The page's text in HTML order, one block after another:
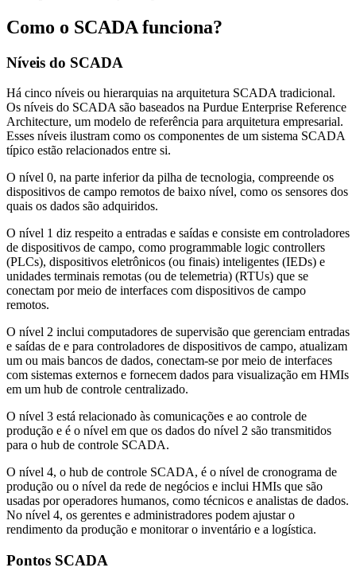
Como o SCADA funciona?
Níveis do SCADA
Há cinco níveis ou hierarquias na arquitetura SCADA tradicional.
Os níveis do SCADA são baseados na Purdue Enterprise Reference
Architecture, um modelo de referência para arquitetura empresarial.
Esses níveis ilustram como os componentes de um sistema SCADA
típico estão relacionados entre si.
O nível 0, na parte inferior da pilha de tecnologia, compreende os
dispositivos de campo remotos de baixo nível, como os sensores dos
quais os dados são adquiridos.
O nível 1 diz respeito a entradas e saídas e consiste em controladores
de dispositivos de campo, como programmable logic controllers
(PLCs), dispositivos eletrônicos (ou finais) inteligentes (IEDs) e
unidades terminais remotas (ou de telemetria) (RTUs) que se
conectam por meio de interfaces com dispositivos de campo
remotos.
O nível 2 inclui computadores de supervisão que gerenciam entradas
e saídas de e para controladores de dispositivos de campo, atualizam
um ou mais bancos de dados, conectam-se por meio de interfaces
com sistemas externos e fornecem dados para visualização em HMIs
em um hub de controle centralizado.
O nível 3 está relacionado às comunicações e ao controle de
produção e é o nível em que os dados do nível 2 são transmitidos
para o hub de controle SCADA.
O nível 4, o hub de controle SCADA, é o nível de cronograma de
produção ou o nível da rede de negócios e inclui HMIs que são
usadas por operadores humanos, como técnicos e analistas de dados.
No nível 4, os gerentes e administradores podem ajustar o
rendimento da produção e monitorar o inventário e a logística.
Pontos SCADA